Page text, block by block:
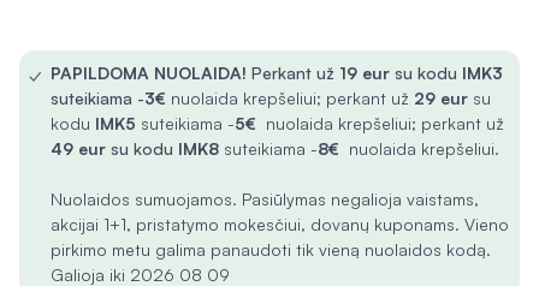
✓ PAPILDOMA NUOLAIDA! Perkant už 19 eur su kodu IMK3
suteikiama -3€ nuolaida krepšeliui; perkant už 29 eur su
kodu IMK5 suteikiama -5€ nuolaida krepšeliui; perkant už
49 eur su kodu IMK8 suteikiama -8€ nuolaida krepšeliui.
Nuolaidos sumuojamos. Pasiūlymas negalioja vaistams,
akcijai 1+1, pristatymo mokesčiui, dovanų kuponams. Vieno
pirkimo metu galima panaudoti tik vieną nuolaidos kodą.
Galioja iki 2026 08 09